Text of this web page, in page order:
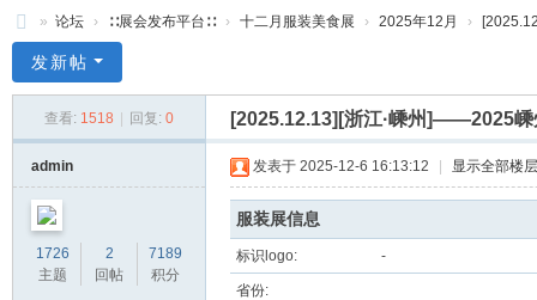
0
» 论坛 › ∷展会发布平台∷ › 十二月服装美食展 › 2025年12月 ›
发新帖
查看: 1518 | 回复: 0 [2025.12.13][浙江·嵊州]——2025
admin
1726
主题
2
回帖
7189
积分
发表于 2025-12-6 16:13:12 | 显示全部楼层
服装展信息
标识logo: -
省份: